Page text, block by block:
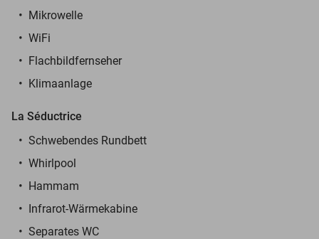
Mikrowelle
WiFi
Flachbildfernseher
Klimaanlage
La Séductrice
Schwebendes Rundbett
Whirlpool
Hammam
Infrarot-Wärmekabine
Separates WC